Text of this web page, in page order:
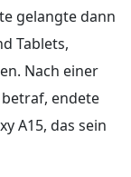
gelangte dann
Tablets,
Nach einer
endete
A15, das sein